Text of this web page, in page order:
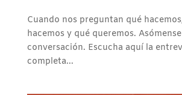
Cuando nos preguntan qué
hacemos y qué queremos.
conversación. Escucha aquí la
completa...